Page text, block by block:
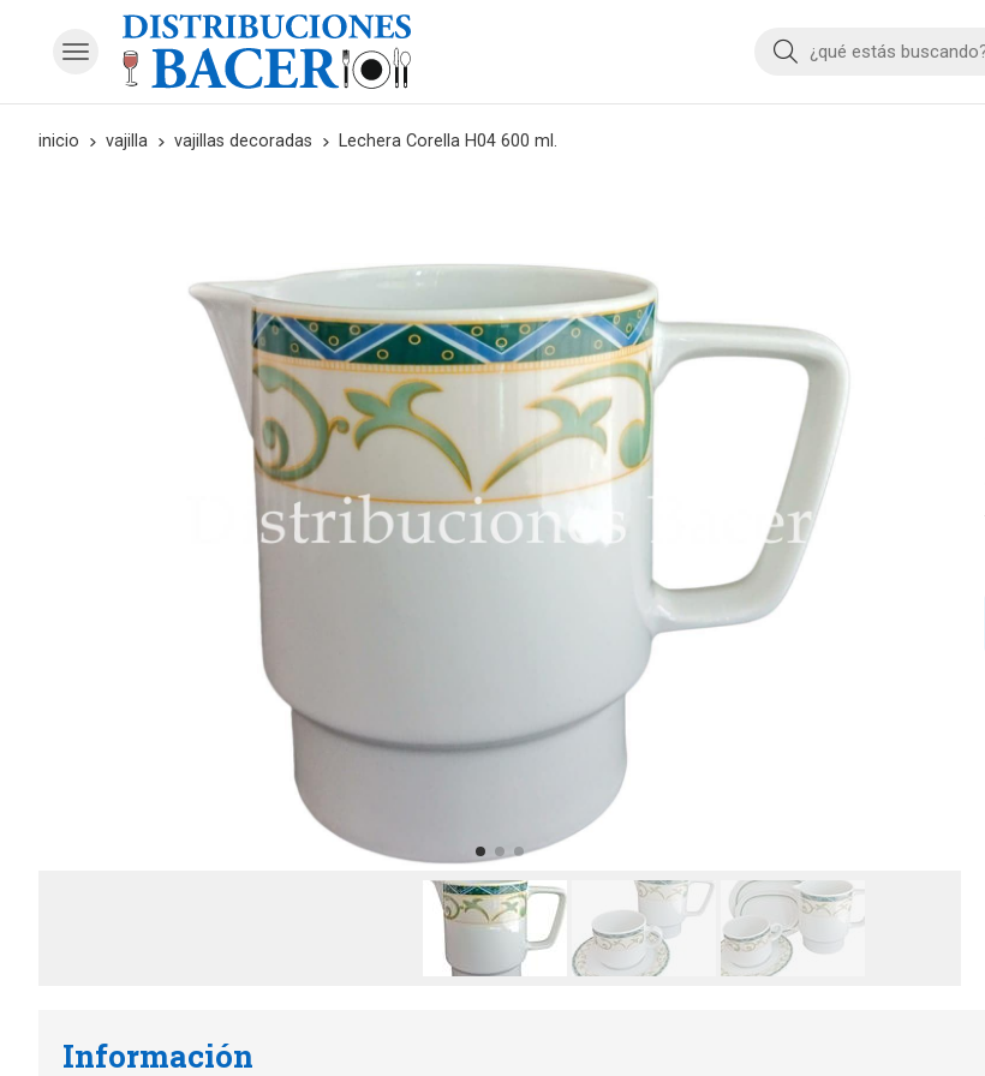
Buscar
inicio vajilla vajillas decoradas Lechera Corella H04 600 ml.
Información